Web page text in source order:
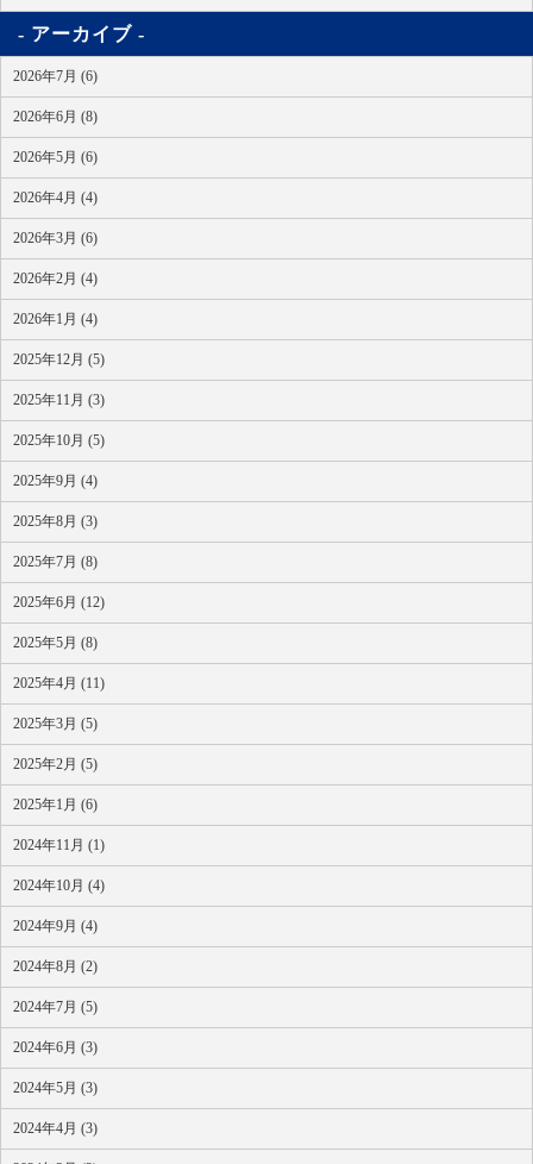
アーカイブ
2026年7月 (6)
2026年6月 (8)
2026年5月 (6)
2026年4月 (4)
2026年3月 (6)
2026年2月 (4)
2026年1月 (4)
2025年12月 (5)
2025年11月 (3)
2025年10月 (5)
2025年9月 (4)
2025年8月 (3)
2025年7月 (8)
2025年6月 (12)
2025年5月 (8)
2025年4月 (11)
2025年3月 (5)
2025年2月 (5)
2025年1月 (6)
2024年11月 (1)
2024年10月 (4)
2024年9月 (4)
2024年8月 (2)
2024年7月 (5)
2024年6月 (3)
2024年5月 (3)
2024年4月 (3)